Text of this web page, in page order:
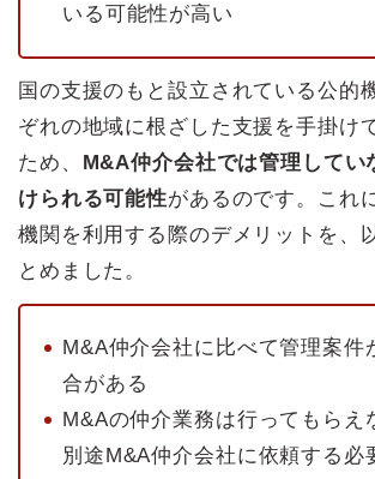
いる可能性が高い
国の支援のもと設立されている公的
ぞれの地域に根ざした支援を手掛け
ため、 M&A仲介会社では管理してい
けられる可能性があるのです。これ
機関を利用する際のデメリットを、
とめました。
M&A仲介会社に比べて管理案件
合がある
M&Aの仲介業務は行ってもらえ
別途M&A仲介会社に依頼する必